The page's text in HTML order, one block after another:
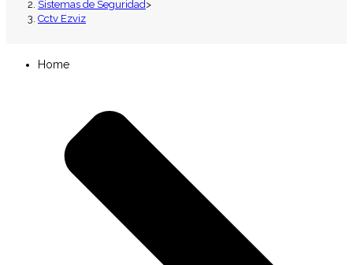
Sistemas de Seguridad>
Cctv Ezviz
Home